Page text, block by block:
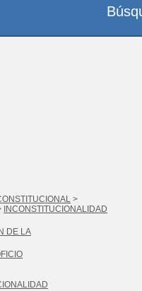
>
INCONSTITUCIONALIDAD
DE LA